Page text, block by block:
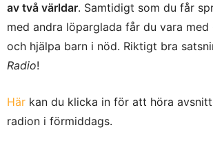
av två världar. Samtidigt som du får
med andra löparglada får du vara
och hjälpa barn i nöd. Riktigt bra
Radio!
Här kan du klicka in för att höra
radion i förmiddags.